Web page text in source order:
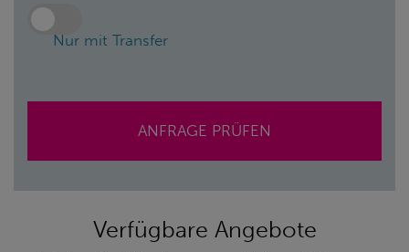
Nur mit Transfer
ANFRAGE PRÜFEN
Verfügbare Angebote